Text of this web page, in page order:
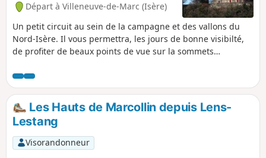
Départ à Villeneuve-de-Marc (Isère)
Un petit circuit au sein de la campagne et des vallons du
Nord-Isère. Il vous permettra, les jours de bonne visibilté,
de profiter de beaux points de vue sur la sommets
Les Hauts de Marcollin depuis Lens-
Lestang
Visorandonneur